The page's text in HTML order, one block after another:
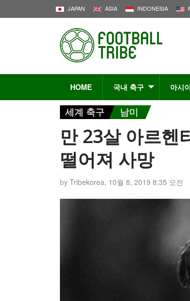
JAPAN ASIA INDONESIA
HOME 국내 축구 아시
세계 축구 남미
만 23살 아르헨
떨어져 사망
by Tribekorea, 10월 8, 2019 8:35 오전